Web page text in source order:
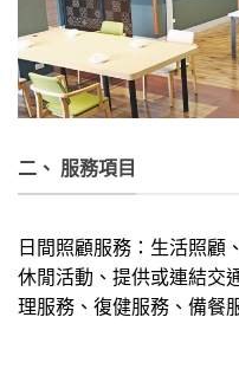
二、 服務項目
日間照顧服務：生活照顧
休閒活動、提供或連結交
理服務、復健服務、備餐